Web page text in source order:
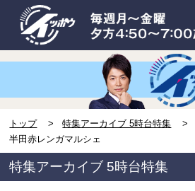
トップ 特集アーカイブ 5時台特集
半田赤レンガマルシェ
特集アーカイブ 5時台特集